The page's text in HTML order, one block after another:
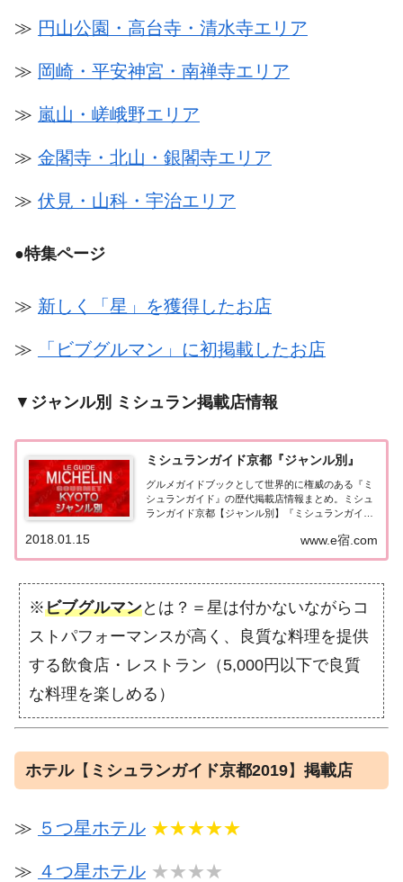
≫ 円山公園・高台寺・清水寺エリア
≫ 岡崎・平安神宮・南禅寺エリア
≫ 嵐山・嵯峨野エリア
≫ 金閣寺・北山・銀閣寺エリア
≫ 伏見・山科・宇治エリア
●特集ページ
≫ 新しく「星」を獲得したお店
≫ 「ビブグルマン」に初掲載したお店
▼ ジャンル別 ミシュラン掲載店情報
ミシュランガイド京都『ジャンル別』
グルメガイドブックとして世界的に権威のある『ミ
シュランガイド』の歴代掲載店情報まとめ。ミシュ
ランガイド京都【ジャンル別】『ミシュランガイド
元：）ミシュランガイド京都2026京都レストラン
2026【ジャンル別】 日本料理（和食） (124...
www.e宿.com
2018.01.15
※ビブグルマンとは？＝星は付かないながらコ
ストパフォーマンスが高く、良質な料理を提供
する飲食店・レストラン（5,000円以下で良質
な料理を楽しめる）
ホテル【 ミシュランガイド京都2019】 掲載店
≫ ５つ星ホテル ★★★★★
≫ ４つ星ホテル ★★★★